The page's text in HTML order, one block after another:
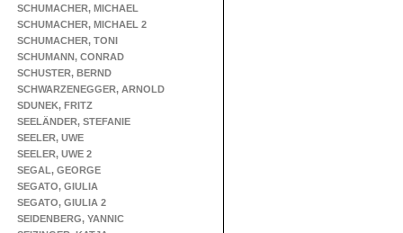
SCHUMACHER, MICHAEL
SCHUMACHER, MICHAEL 2
SCHUMACHER, TONI
SCHUMANN, CONRAD
SCHUSTER, BERND
SCHWARZENEGGER, ARNOLD
SDUNEK, FRITZ
SEELÄNDER, STEFANIE
SEELER, UWE
SEELER, UWE 2
SEGAL, GEORGE
SEGATO, GIULIA
SEGATO, GIULIA 2
SEIDENBERG, YANNIC